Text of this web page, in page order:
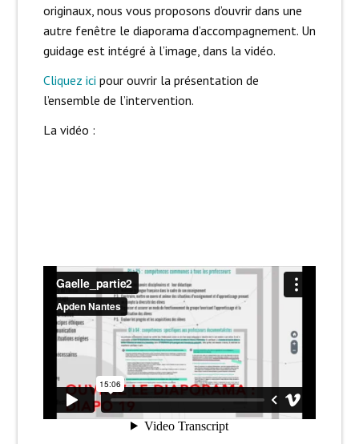
originaux, nous vous proposons d’ouvrir dans une
autre fenêtre le diaporama d’accompagnement. Un
guidage est intégré à l’image, dans la vidéo.
Cliquez ici pour ouvrir la présentation de
l’ensemble de l’intervention.
La vidéo :